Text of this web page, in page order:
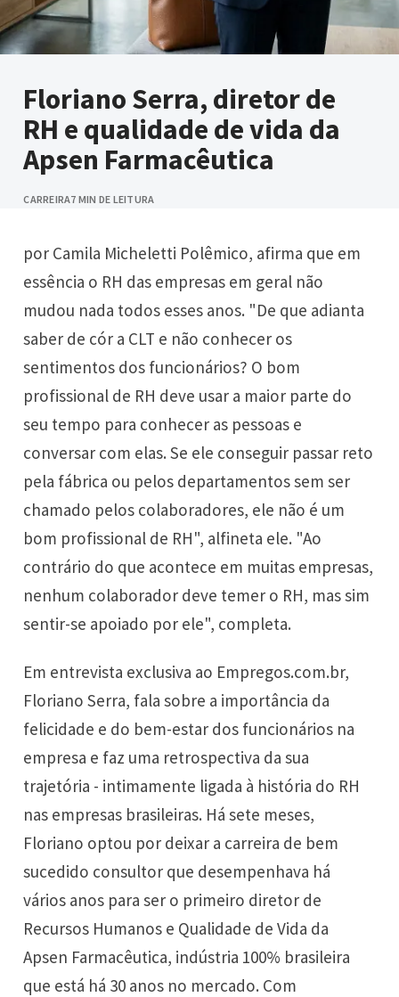
Floriano Serra, diretor de
RH e qualidade de vida da
Apsen Farmacêutica
CARREIRA7 MIN DE LEITURA
por Camila Micheletti Polêmico, afirma que em
essência o RH das empresas em geral não
mudou nada todos esses anos. "De que adianta
saber de cór a CLT e não conhecer os
sentimentos dos funcionários? O bom
profissional de RH deve usar a maior parte do
seu tempo para conhecer as pessoas e
conversar com elas. Se ele conseguir passar reto
pela fábrica ou pelos departamentos sem ser
chamado pelos colaboradores, ele não é um
bom profissional de RH", alfineta ele. "Ao
contrário do que acontece em muitas empresas,
nenhum colaborador deve temer o RH, mas sim
sentir-se apoiado por ele", completa.
Em entrevista exclusiva ao Empregos.com.br,
Floriano Serra, fala sobre a importância da
felicidade e do bem-estar dos funcionários na
empresa e faz uma retrospectiva da sua
trajetória - intimamente ligada à história do RH
nas empresas brasileiras. Há sete meses,
Floriano optou por deixar a carreira de bem
sucedido consultor que desempenhava há
vários anos para ser o primeiro diretor de
Recursos Humanos e Qualidade de Vida da
Apsen Farmacêutica, indústria 100% brasileira
que está há 30 anos no mercado. Com